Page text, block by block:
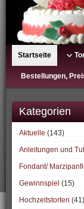
Startseite
Bestellungen,
Kategorien
Aktuelle (143)
Anleitungen und
Fondant/
Gewinnspiel (15)
Hochzeitstorten (41)